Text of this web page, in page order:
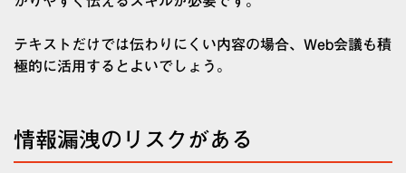
テキストだけでは伝わりにくい内容の場合、Web会議も積
極的に活用するとよいでしょう。
情報漏洩のリスクがある